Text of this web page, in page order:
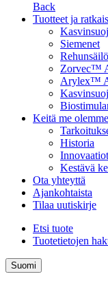
Back
Tuotteet ja
Siemenet
Zorvec™
Arylex™
Keitä me olemme
Historia
Innovaatiot
Kestävä
Ota yhteyttä
Ajankohtaista
Tilaa uutiskirje
Etsi tuote
Tuotetietojen
Suomi